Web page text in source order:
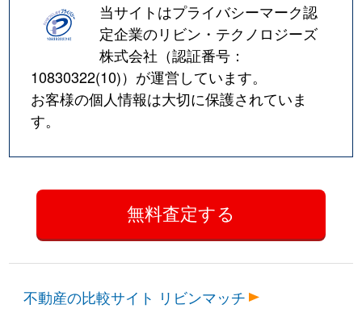
当サイトはプライバシーマーク認
定企業のリビン・テクノロジーズ
株式会社（認証番号：
10830322(10)）が運営しています。
お客様の個人情報は大切に保護されていま
す。
不動産の比較サイト リビンマッチ